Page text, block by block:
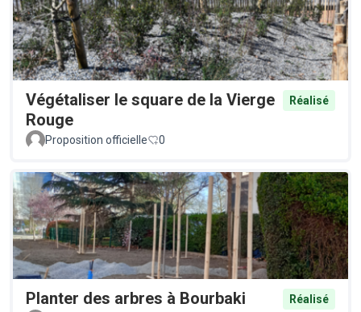
Végétaliser le square de la Vierge
Rouge
Réalisé
Proposition officielle 0
Planter des arbres à Bourbaki
Réalisé